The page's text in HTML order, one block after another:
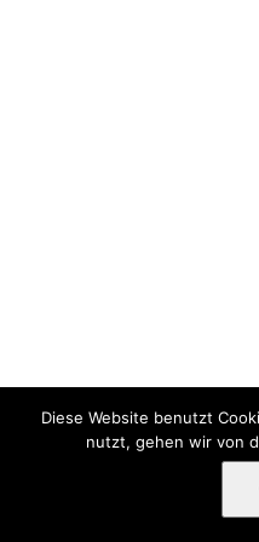
Diese Website benutzt
nutzt, gehen wir von